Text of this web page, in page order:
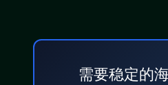
需要稳定的